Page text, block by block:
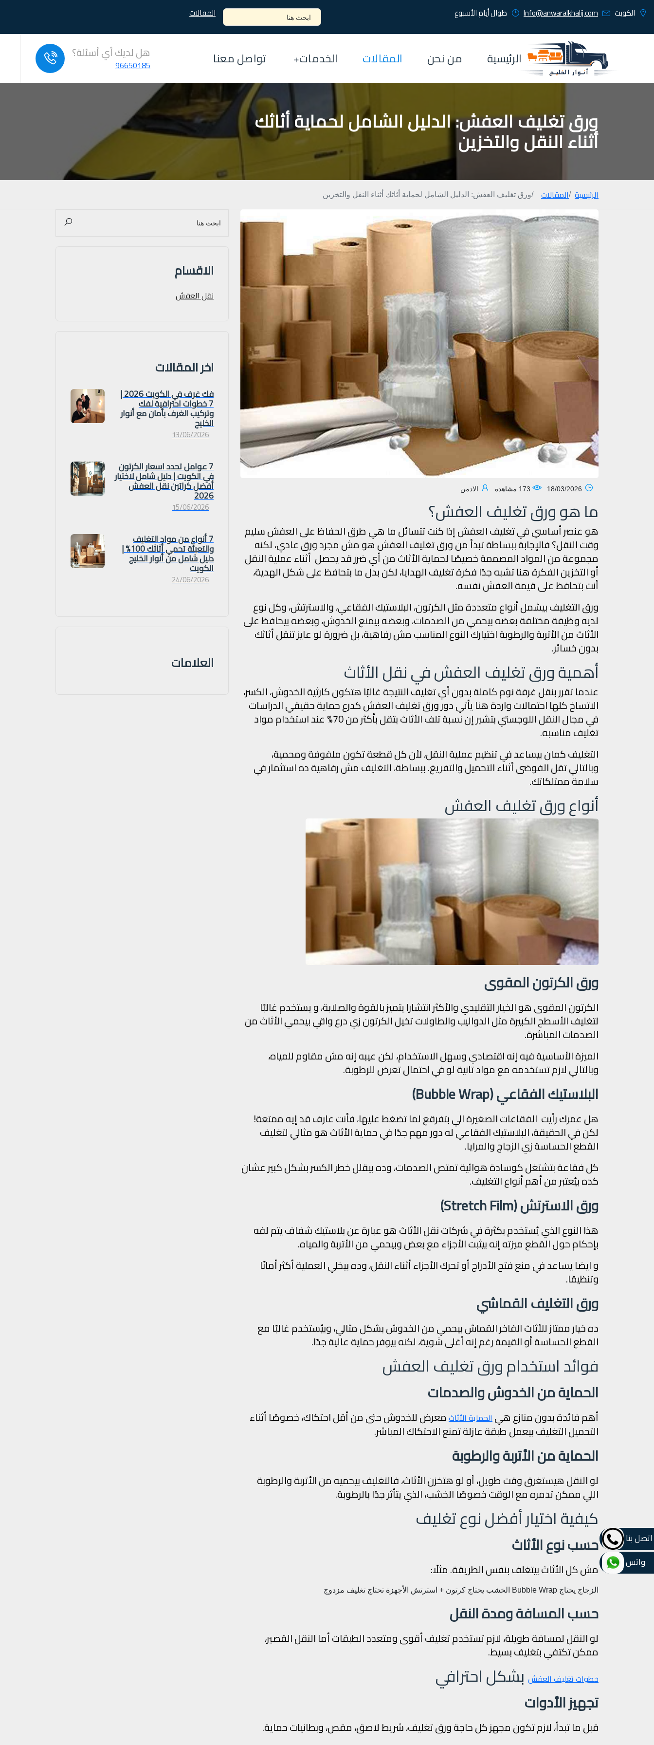
الكويت Info@anwaralkhalij.com طوال أيام الأسبوع المقالات
الرئيسية من نحن المقالات الخدمات تواصل معنا هل لديك أي أسئلة؟
96650185
ورق تغليف العفش: الدليل الشامل لحماية أثاثك
أثناء النقل والتخزين
الرئيسية المقالات ورق تغليف العفش: الدليل الشامل لحماية أثاثك أثناء النقل والتخزين
الادمن
ما هو ورق تغليف العفش؟
هو عنصر أساسي في تغليف العفش إذا كنت تتسائل ما هي طرق الحفاظ على العفش سليم
وقت النقل؟ فالإجابة ببساطة تبدأ من ورق تغليف العفش هو مش مجرد ورق عادي، لكنه
مجموعة من المواد المصممة خصيصًا لحماية الأثاث من أي ضرر قد يحصل أثناء عملية النقل
أو التخزين الفكرة هنا تشبه جدًا فكرة تغليف الهدايا، لكن بدل ما بتحافظ على شكل الهدية،
أنت بتحافظ على قيمة العفش نفسه.
ورق التغليف بيشمل أنواع متعددة مثل الكرتون، البلاستيك الفقاعي، والاسترتش، وكل نوع
لديه وظيفة مختلفة بعضه بيحمي من الصدمات، وبعضه بيمنع الخدوش، وبعضه بيحافظ على
الأثاث من الأتربة والرطوبة اختيارك النوع المناسب مش رفاهية، بل ضرورة لو عايز تنقل أثاثك
بدون خسائر.
أهمية ورق تغليف العفش في نقل الأثاث
عندما تقرر بنقل غرفة نوم كاملة بدون أي تغليف النتيجة غالبًا هتكون كارثية الخدوش، الكسر،
الاتساخ كلها احتمالات واردة هنا يأتي دور ورق تغليف العفش كدرع حماية حقيقي الدراسات
في مجال النقل اللوجستي بتشير إن نسبة تلف الأثاث بتقل بأكثر من 70% عند استخدام مواد
تغليف مناسبه.
التغليف كمان بيساعد في تنظيم عملية النقل، لأن كل قطعة تكون ملفوفة ومحمية،
وبالتالي تقل الفوضى أثناء التحميل والتفريغ. ببساطة، التغليف مش رفاهية ده استثمار في
سلامة ممتلكاتك.
أنواع ورق تغليف العفش
ورق الكرتون المقوى
الكرتون المقوى هو الخيار التقليدي والأكثر انتشارا يتميز بالقوة والصلابة، و يستخدم غالبًا
لتغليف الأسطح الكبيرة مثل الدواليب والطاولات تخيل الكرتون زي درع واقي بيحمي الأثاث من
الصدمات المباشرة.
الميزة الأساسية فيه إنه اقتصادي وسهل الاستخدام، لكن عيبه إنه مش مقاوم للمياه،
وبالتالي لازم تستخدمه مع مواد تانية لو في احتمال تعرض للرطوبة.
البلاستيك الفقاعي (Bubble Wrap)
هل عمرك رأيت الفقاعات الصغيرة الي بتفرقع لما تضغط عليها، فأنت عارف قد إيه ممتعة!
لكن في الحقيقة، البلاستيك الفقاعي له دور مهم جدًا في حماية الأثاث هو مثالي لتغليف
القطع الحساسة زي الزجاج والمرايا.
كل فقاعة بتشتغل كوسادة هوائية تمتص الصدمات، وده بيقلل خطر الكسر بشكل كبير عشان
كده بيُعتبر من أهم أنواع التغليف.
ورق الاسترتش (Stretch Film)
هذا النوع الذي يُستخدم بكثرة في شركات نقل الأثاث هو عبارة عن بلاستيك شفاف يتم لفه
بإحكام حول القطع ميزته إنه بيثبت الأجزاء مع بعض وبيحمي من الأتربة والمياه.
و ايضا يساعد في منع فتح الأدراج أو تحرك الأجزاء أثناء النقل، وده بيخلي العملية أكثر أمانًا
وتنظيمًا.
ورق التغليف القماشي
ده خيار ممتاز للأثاث الفاخر القماش بيحمي من الخدوش بشكل مثالي، وبيُستخدم غالبًا مع
القطع الحساسة أو القيمة رغم إنه أغلى شوية، لكنه بيوفر حماية عالية جدًا.
فوائد استخدام ورق تغليف العفش
الحماية من الخدوش والصدمات
أهم فائدة بدون منازع هيالحماية الأثاث معرض للخدوش حتى من أقل احتكاك، خصوصًا أثناء
التحميل التغليف بيعمل طبقة عازلة تمنع الاحتكاك المباشر.
الحماية من الأتربة والرطوبة
لو النقل هيستغرق وقت طويل، أو لو هتخزن الأثاث، فالتغليف بيحميه من الأتربة والرطوبة
اللي ممكن تدمره مع الوقت خصوصًا الخشب، الذي يتأثر جدًا بالرطوبة.
كيفية اختيار أفضل نوع تغليف
حسب نوع الأثاث
مش كل الأثاث بيتغلف بنفس الطريقة. مثلًا:
الزجاج يحتاج Bubble Wrap الخشب يحتاج كرتون + استرتش الأجهزة تحتاج تغليف مزدوج
حسب المسافة ومدة النقل
لو النقل لمسافة طويلة، لازم تستخدم تغليف أقوى ومتعدد الطبقات أما النقل القصير،
ممكن تكتفي بتغليف بسيط.
خطوات تغليف العفش بشكل احترافي
تجهيز الأدوات
قبل ما تبدأ، لازم تكون مجهز كل حاجة ورق تغليف، شريط لاصق، مقص، وبطانيات حماية.
الاقسام
نقل العفش
اخر المقالات
فك غرف في الكويت 2026 |
7 خطوات احترافية لفك
وتركيب الغرف بأمان مع أنوار
الخليج
13/06/2026
7 عوامل تحدد اسعار الكرتون
في الكويت | دليل شامل لاختيار
أفضل كراتين نقل العفش
2026
15/06/2026
7 أنواع من مواد التغليف
والتعبئة تحمي أثاثك 100% |
دليل شامل من أنوار الخليج
الكويت
24/06/2026
العلامات
اتصل بنا
واتس